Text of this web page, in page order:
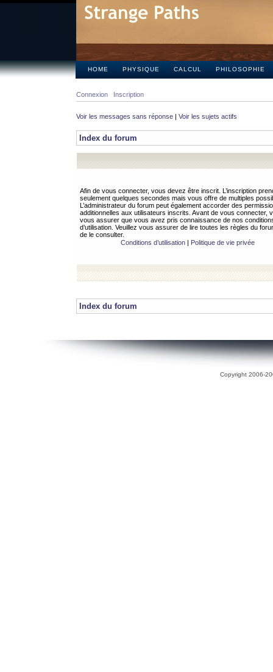
HOME PHYSIQUE CALCUL PHILOSOPHIE
Connexion Inscription
Voir les messages sans réponse | Voir les sujets actifs
Index du forum
Afin de vous connecter, vous devez être inscrit. L’inscription
seulement quelques secondes mais vous offre de multiples
L’administrateur du forum peut également accorder des
additionnelles aux utilisateurs inscrits. Avant de vous connecter,
vous assurer que vous avez pris connaissance de nos
d’utilisation. Veuillez vous assurer de lire toutes les règles du
de le consulter.
Conditions d’utilisation| Politique de vie privée
Index du forum
Copyright 2006-